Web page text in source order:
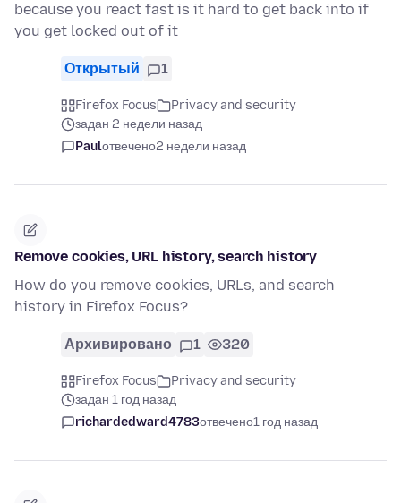
because you react fast is it hard to get back into if
you get locked out of it
Открытый 1
Firefox Focus
Privacy and security
задан 2 недели назад
Paulотвечено2 недели назад
Remove cookies, URL history, search history
How do you remove cookies, URLs, and search
history in Firefox Focus?
Архивировано 1 320
Firefox Focus
Privacy and security
задан 1 год назад
richardedward4783отвечено1 год назад